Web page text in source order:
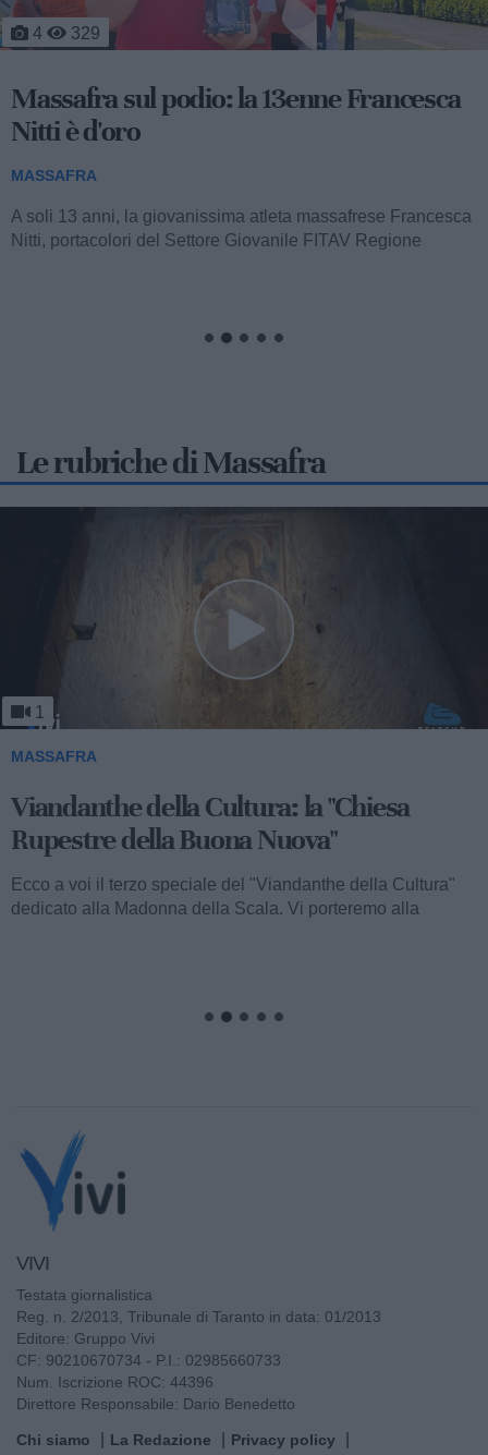
4 329
Massafra sul podio: la 13enne Francesca
Nitti è d'oro
MASSAFRA
A soli 13 anni, la giovanissima atleta massafrese Francesca
Nitti, portacolori del Settore Giovanile FITAV Regione
Le rubriche di Massafra
1
MASSAFRA
Viandanthe della Cultura: la "Chiesa
Rupestre della Buona Nuova"
Ecco a voi il terzo speciale del "Viandanthe della Cultura"
dedicato alla Madonna della Scala. Vi porteremo alla
VIVI
Testata giornalistica
Reg. n. 2/2013, Tribunale di Taranto in data: 01/2013
Editore: Gruppo Vivi
CF: 90210670734 - P.I.: 02985660733
Num. Iscrizione ROC: 44396
Direttore Responsabile: Dario Benedetto
Chi siamo La Redazione
Privacy policy